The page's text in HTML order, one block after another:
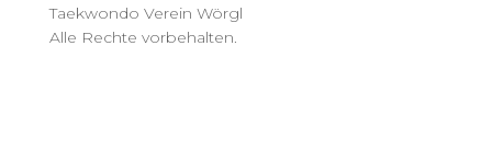
Taekwondo Verein Wörgl
Alle Rechte vorbehalten.